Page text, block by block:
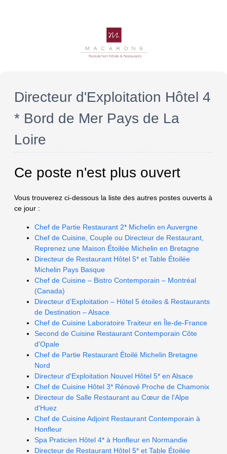
Directeur d'Exploitation Hôtel 4
* Bord de Mer Pays de La
Loire
Ce poste n'est plus ouvert
Vous trouverez ci-dessous la liste des autres postes ouverts à
ce jour :
Chef de Partie Restaurant 2* Michelin en Auvergne
Chef de Cuisine, Couple ou Directeur de Restaurant,
Reprenez une Maison Étoilée Michelin en Bretagne
Directeur de Restaurant Hôtel 5* et Table Étoilée
Michelin Pays Basque
Chef de Cuisine – Bistro Contemporain – Montréal
(Canada)
Directeur d’Exploitation – Hôtel 5 étoiles & Restaurants
de Destination – Alsace
Chef de Cuisine Laboratoire Traiteur en Île-de-France
Second de Cuisine Restaurant Contemporain Côte
d'Opale
Chef de Partie Restaurant Étoilé Michelin Bretagne
Nord
Directeur d'Exploitation Nouvel Hôtel 5* en Alsace
Chef de Cuisine Hôtel 3* Rénové Proche de Chamonix
Directeur de Salle Restaurant au Cœur de l'Alpe
d'Huez
Chef de Cuisine Adjoint Restaurant Contemporain à
Honfleur
Spa Praticien Hôtel 4* à Honfleur en Normandie
Directeur de Restaurant Hôtel 5* et Table Étoilée